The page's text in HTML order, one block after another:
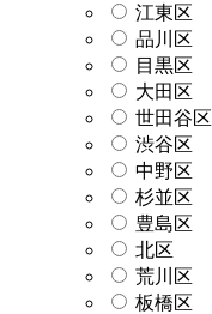
江東区
品川区
目黒区
大田区
世田谷区
渋谷区
中野区
杉並区
豊島区
北区
荒川区
板橋区